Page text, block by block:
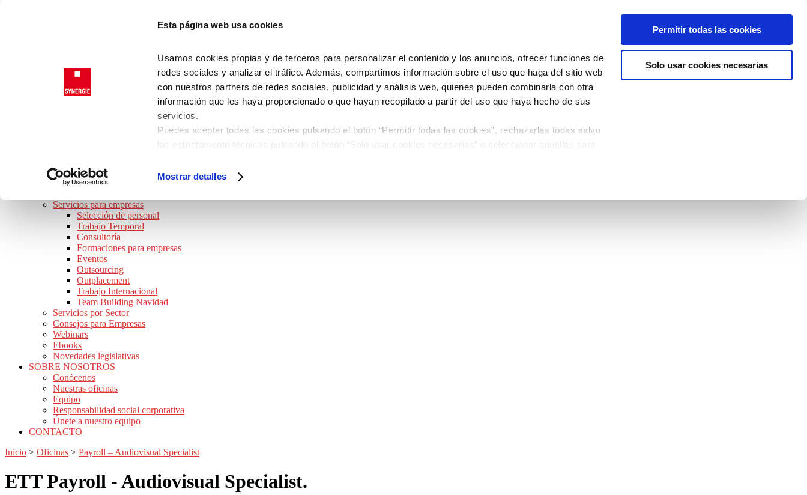
Esta página web usa cookies
Usamos cookies propias y de terceros para personalizar el contenido y los anuncios, ofrecer funciones de
redes sociales y analizar el tráfico. Además, compartimos información sobre el uso que haga del sitio web
con nuestros partners de redes sociales, publicidad y análisis web, quienes pueden combinarla con otra
información que les haya proporcionado o que hayan recopilado a partir del uso que haya hecho de sus
servicios.
Puedes aceptar todas las cookies pulsando el botón “Permitir todas las cookies”, rechazarlas todas salvo
las estrictamente técnicas pulsando el botón “Solo usar cookies necesarias” o seleccionar aquellas para
Consulta nuestra
Política de Cookies
de la página.
Mostrar detalles
Permitir todas las cookies
Solo usar cookies necesarias
JOB TOUR 2026 · ¡APÚNTATE!
Consejos de trabajo
Preguntas frecuentes
Servicios para empresas
Selección de personal
Trabajo Temporal
Consultoría
Formaciones para empresas
Eventos
Outsourcing
Outplacement
Trabajo Internacional
Team Building Navidad
Servicios por Sector
Consejos para Empresas
Webinars
Ebooks
Novedades legislativas
SOBRE NOSOTROS
Conócenos
Nuestras oficinas
Equipo
Responsabilidad social corporativa
Únete a nuestro equipo
CONTACTO
Inicio > Oficinas > Payroll – Audiovisual Specialist
ETTPayroll - Audiovisual Specialist.